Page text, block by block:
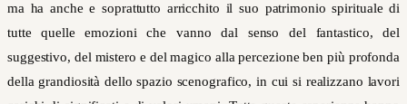
ma ha anche e soprattutto arricchito il suo patrimonio spirituale di
tutte quelle emozioni che vanno dal senso del fantastico, del
suggestivo, del mistero e del magico alla percezione ben più profonda
della grandiosità dello spazio scenografico, in cui si realizzano lavori